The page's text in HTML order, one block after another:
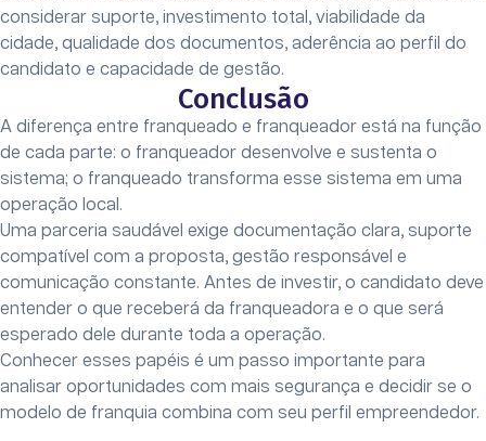
considerar suporte, investimento total, viabilidade da
cidade, qualidade dos documentos, aderência ao perfil do
candidato e capacidade de gestão.
Conclusão
A diferença entre franqueado e franqueador está na função
de cada parte: o franqueador desenvolve e sustenta o
sistema; o franqueado transforma esse sistema em uma
operação local.
Uma parceria saudável exige documentação clara, suporte
compatível com a proposta, gestão responsável e
comunicação constante. Antes de investir, o candidato deve
entender o que receberá da franqueadora e o que será
esperado dele durante toda a operação.
Conhecer esses papéis é um passo importante para
analisar oportunidades com mais segurança e decidir se o
modelo de franquia combina com seu perfil empreendedor.